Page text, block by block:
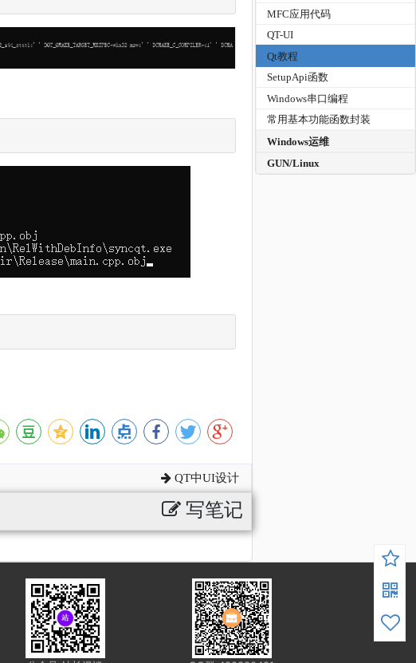
QT中UI设计
写笔记
MFC应用代码
QT-UI
Qt教程
SetupApi函数
Windows串口编程
常用基本功能函数封装
Windows运维
GUN/Linux